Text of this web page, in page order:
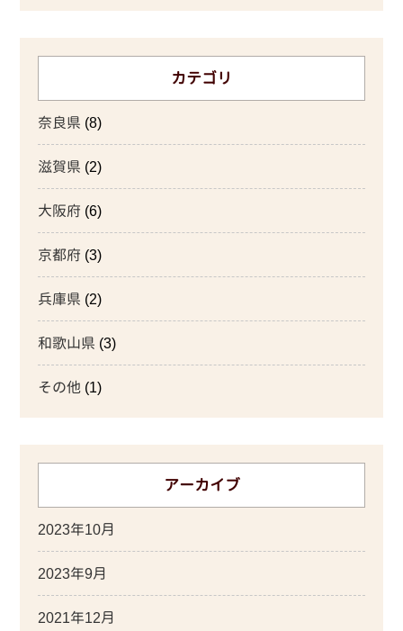
カテゴリ
奈良県 (8)
滋賀県 (2)
大阪府 (6)
京都府 (3)
兵庫県 (2)
和歌山県 (3)
その他 (1)
アーカイブ
2023年10月
2023年9月
2021年12月